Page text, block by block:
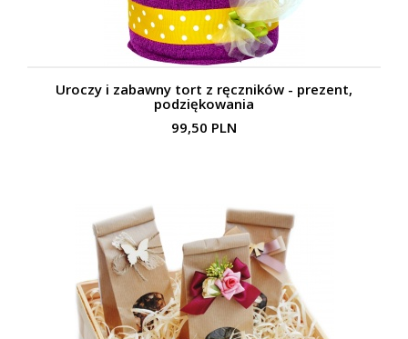
Uroczy i zabawny tort z ręczników - prezent,
podziękowania
99,50 PLN